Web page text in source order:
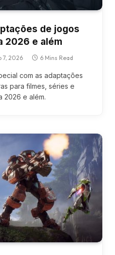
de jogos
2026 e além
7, 2026 6 Mins Read
com as adaptações
para filmes, séries e
2026 e além.